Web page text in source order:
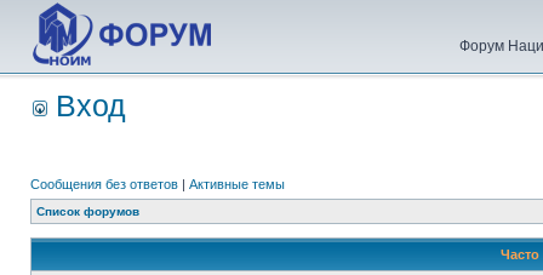
Форум
Вход
Сообщения без ответов | Активные темы
Список форумов